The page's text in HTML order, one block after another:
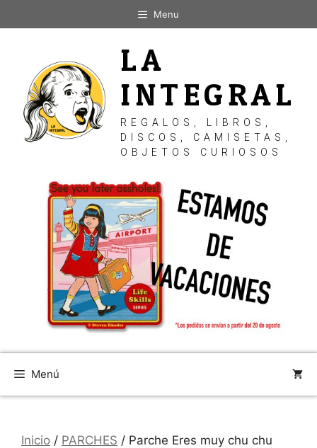
al
Menu
LA
INTEGRAL
REGALOS, LIBROS,
DISCOS, CAMISETAS,
OBJETOS CURIOSOS
Menú
Inicio / PARCHES / Parche Eres muy chu chu